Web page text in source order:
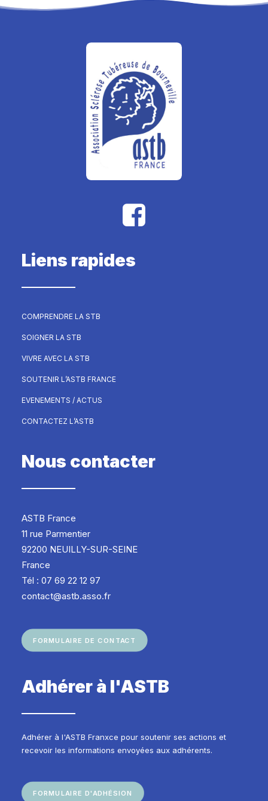
Liens rapides
COMPRENDRE LA STB
SOIGNER LA STB
VIVRE AVEC LA STB
SOUTENIR L’ASTB FRANCE
EVENEMENTS / ACTUS
CONTACTEZ L’ASTB
Nous contacter
ASTB France
11 rue Parmentier
92200 NEUILLY-SUR-SEINE
France
Tél : 07 69 22 12 97
contact@astb.asso.fr
FORMULAIRE DE CONTACT
Adhérer à l'ASTB
Adhérer à l'ASTB Franxce pour soutenir ses actions et
recevoir les informations envoyées aux adhérents.
FORMULAIRE D'ADHÉSION